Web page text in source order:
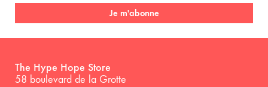
Je m'abonne
The Hype Hope Store
58 boulevard de la Grotte